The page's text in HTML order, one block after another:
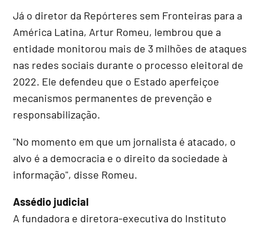
Já o diretor da Repórteres sem Fronteiras para a
América Latina, Artur Romeu, lembrou que a
entidade monitorou mais de 3 milhões de ataques
nas redes sociais durante o processo eleitoral de
2022. Ele defendeu que o Estado aperfeiçoe
mecanismos permanentes de prevenção e
responsabilização.
"No momento em que um jornalista é atacado, o
alvo é a democracia e o direito da sociedade à
informação", disse Romeu.
Assédio judicial
A fundadora e diretora-executiva do Instituto